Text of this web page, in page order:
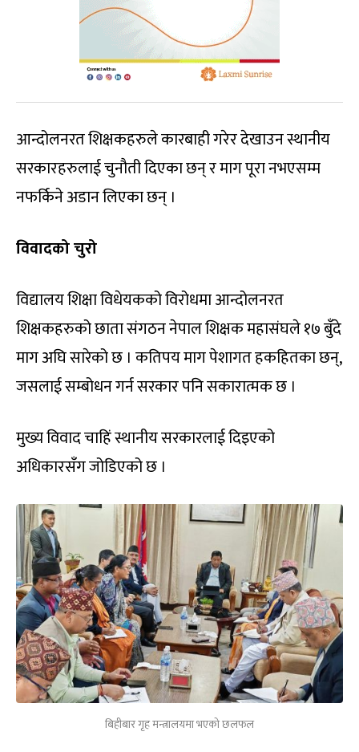
आन्दोलनरत शिक्षकहरुले कारबाही गरेर देखाउन स्थानीय
सरकारहरुलाई चुनौती दिएका छन् र माग पूरा नभएसम्म
नफर्किने अडान लिएका छन् ।
विवादको चुरो
विद्यालय शिक्षा विधेयकको विरोधमा आन्दोलनरत
शिक्षकहरुको छाता संगठन नेपाल शिक्षक महासंघले १७ बुँदे
माग अघि सारेको छ । कतिपय माग पेशागत हकहितका छन्,
जसलाई सम्बोधन गर्न सरकार पनि सकारात्मक छ ।
मुख्य विवाद चाहिं स्थानीय सरकारलाई दिइएको
अधिकारसँग जोडिएको छ ।
बिहीबार गृह मन्त्रालयमा भएको छलफल